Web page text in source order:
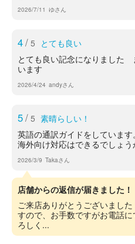
2026/7/11 ゆさん
4/ 5 とても良い
とても良い記念になりました
います
2026/4/24 andyさん
5/ 5 素晴らしい！
英語の通訳ガイドをしています
海外向け対応はできるでしょう
2026/3/9 Takaさん
店舗からの返信が届きました！
ご来店ありがとうございまし
すので、お手数ですがお電話
ろしく...